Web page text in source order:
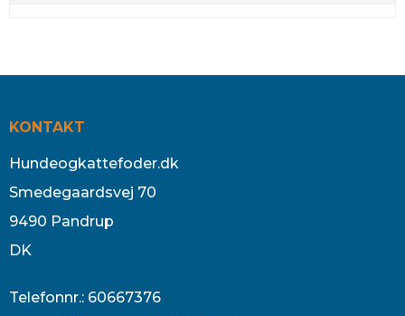
KONTAKT
Hundeogkattefoder.dk
Smedegaardsvej 70
9490 Pandrup
DK
Telefonnr.: 60667376